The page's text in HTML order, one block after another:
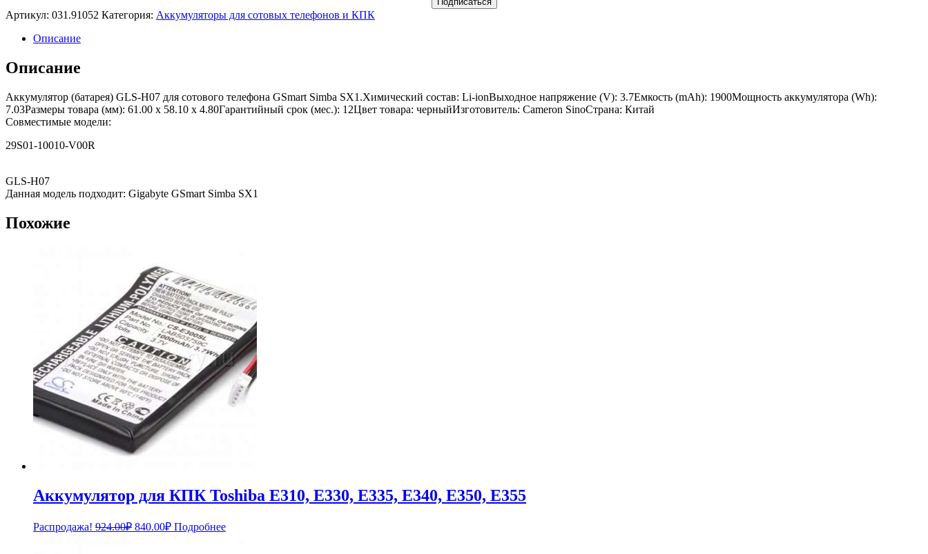
Артикул: 031.91052 Категория: Аккумуляторы для сотовых телефонов и КПК
Описание
Описание
Аккумулятор (батарея) GLS-H07 для сотового телефона GSmart Simba SX1.Химический состав: Li-ionВыходное напряжение (V): 3.7Емкость (mAh): 1900Мощность аккумулятора (Wh):
7.03Размеры товара (мм): 61.00 x 58.10 x 4.80Гарантийный срок (мес.): 12Цвет товара: черныйИзготовитель: Cameron SinoСтрана: Китай
Совместимые модели:
29S01-10010-V00R
GLS-H07
Данная модель подходит: Gigabyte GSmart Simba SX1
Похожие
Аккумулятор для КПК Toshiba E310, E330, E335, E340, E350, E355
Распродажа! 924.00₽ Первоначальная
840.00₽Текущая
цена:
Подробнее